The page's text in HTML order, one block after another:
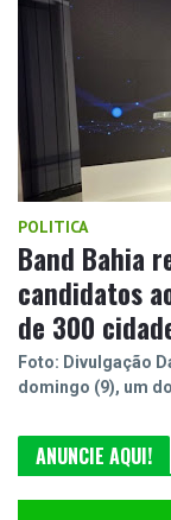
POLITICA
Band Bahia
candidatos
de 300
Foto: Divulgação
domingo (9), um
ANUNCIE AQUI!